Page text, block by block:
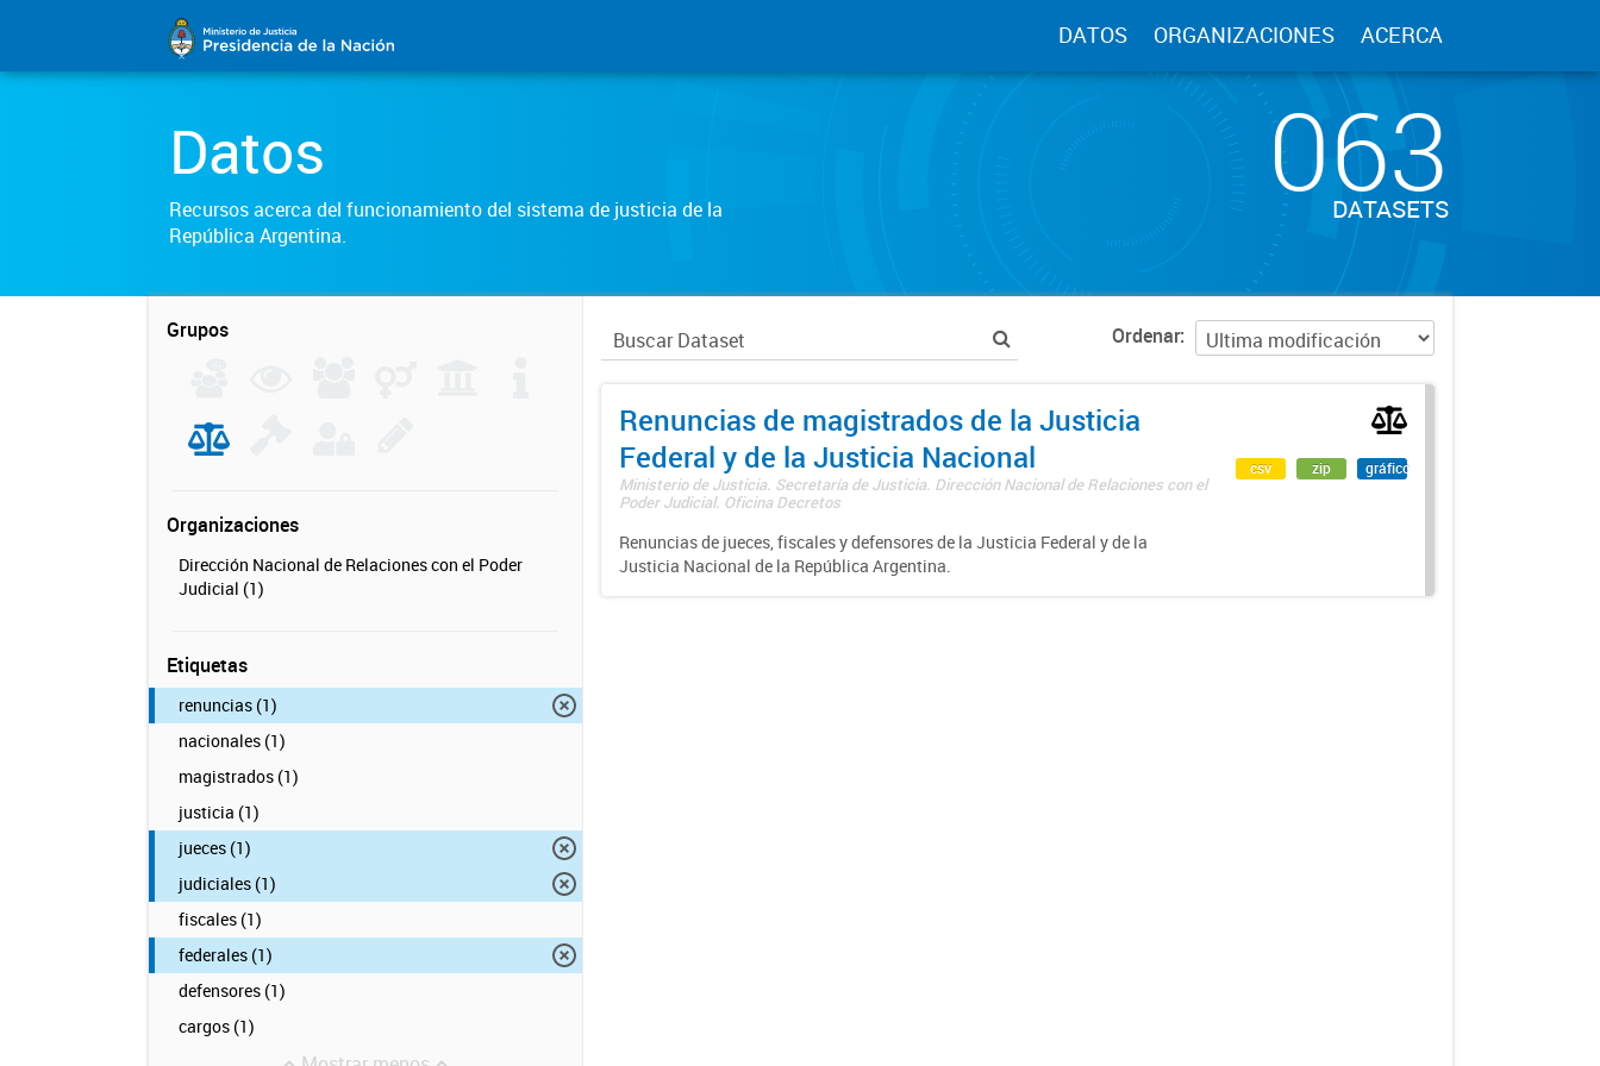
DATOS ORGANIZACIONES ACERCA
Datos
Recursos acerca del funcionamiento del sistema de justicia de la
República Argentina.
063
DATASETS
Grupos
Organizaciones
Dirección Nacional de Relaciones con el Poder
Judicial (1)
Etiquetas
renuncias (1)
nacionales (1)
magistrados (1)
justicia (1)
jueces (1)
judiciales (1)
fiscales (1)
federales (1)
defensores (1)
cargos (1)
Ordenar
Renuncias de magistrados de la Justicia
Federal y de la Justicia Nacional
Ministerio de Justicia. Secretaría de Justicia. Dirección Nacional de Relaciones con el
Poder Judicial. Oficina Decretos
Renuncias de jueces, fiscales y defensores de la Justicia Federal y de la
Justicia Nacional de la República Argentina.
csv zip gráfico